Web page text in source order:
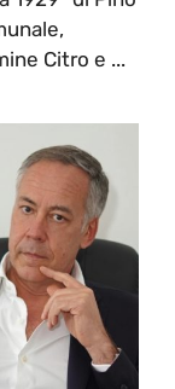
Citro e ...